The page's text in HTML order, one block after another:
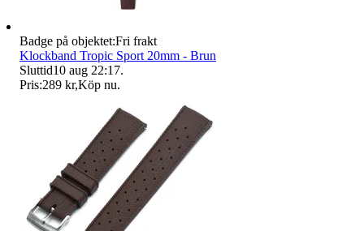
Badge på objektet:Fri frakt
Klockband Tropic Sport 20mm - Brun
Sluttid10 aug 22:17.
Pris:289 kr,Köp nu.